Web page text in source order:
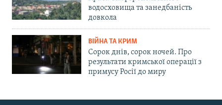
водосховища та занедбаність
довкола
ВІЙНА ТА КРИМ
Сорок днів, сорок ночей. Про
результати кримської операції з
примусу Росії до миру